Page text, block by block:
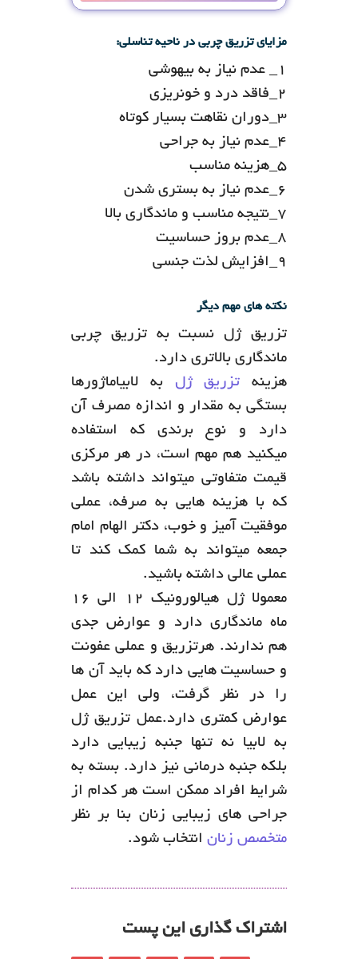
مزایای تزریق چربی در ناحیه تناسلی:
1_ عدم نیاز به بیهوشی
2_فاقد درد و خونریزی
3_دوران نقاهت بسیار کوتاه
4_عدم نیاز به جراحی
5_هزینه مناسب
6_عدم نیاز به بستری شدن
7_نتیجه مناسب و ماندگاری بالا
8_عدم بروز حساسیت
9_افزایش لذت جنسی
نکته های مهم دیگر
تزریق ژل نسبت به تزریق چربی
ماندگاری بالاتری دارد.
هزینه تزریق ژل به لابیاماژورها
بستگی به مقدار و اندازه مصرف آن
دارد و نوع برندی که استفاده
میکنید هم مهم است، در هر مرکزی
قیمت متفاوتی میتواند داشته باشد
که با هزینه هایی به صرفه، عملی
موفقیت آمیز و خوب، دکتر الهام امام
جمعه میتواند به شما کمک کند تا
عملی عالی داشته باشید.
معمولا ژل هیالورونیک ۱۲ الی ۱۶
ماه ماندگاری دارد و عوارض جدی
هم ندارند. هرتزریق و عملی عفونت
و حساسیت هایی دارد که باید آن ها
را در نظر گرفت، ولی این عمل
عوارض کمتری دارد.عمل تزریق ژل
به لابیا نه تنها جنبه زیبایی دارد
بلکه جنبه درمانی نیز دارد. بسته به
شرایط افراد ممکن است هر کدام از
جراحی های زیبایی زنان بنا بر نظر
متخصص زنان انتخاب شود.
اشتراک گذاری این پست